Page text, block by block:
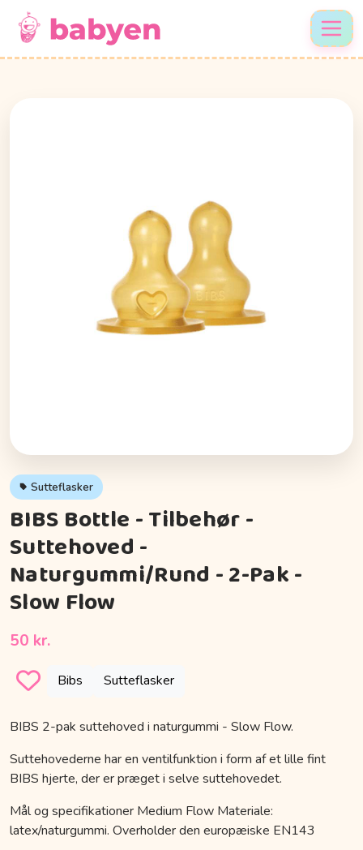
Sutteflasker
BIBS Bottle - Tilbehør -
Suttehoved -
Naturgummi/Rund - 2-Pak -
Slow Flow
50 kr.
Bibs Sutteflasker
BIBS 2-pak suttehoved i naturgummi - Slow Flow.
Suttehovederne har en ventilfunktion i form af et lille fint
BIBS hjerte, der er præget i selve suttehovedet.
Mål og specifikationer Medium Flow Materiale:
latex/naturgummi. Overholder den europæiske EN143